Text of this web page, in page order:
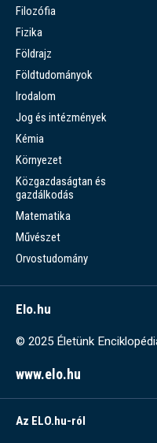
Filozófia
Fizika
Földrajz
Földtudományok
Irodalom
Jog és intézmények
Kémia
Környezet
Közgazdaságtan és
gazdálkodás
Matematika
Művészet
Orvostudomány
Elo.hu
© 2025 Életünk
www.elo.hu
Az ELO.hu-ról